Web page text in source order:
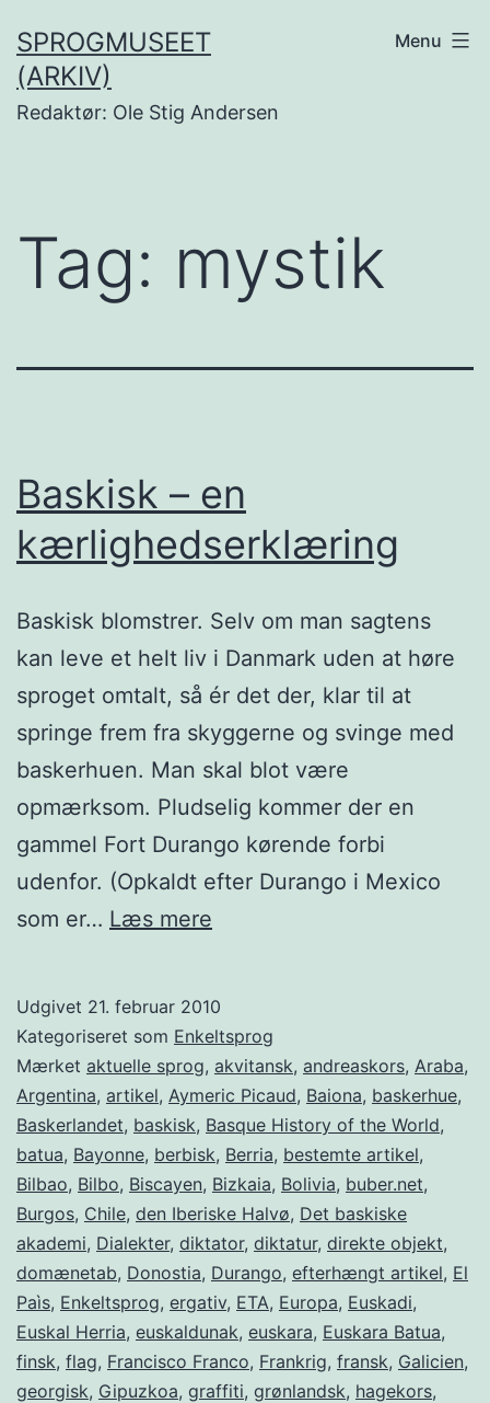
til
indhold
SPROGMUSEET
(ARKIV)
Redaktør: Ole Stig Andersen
Menu
Tag: mystik
Baskisk – en
kærlighedserklæring
Baskisk blomstrer. Selv om man sagtens
kan leve et helt liv i Danmark uden at høre
sproget omtalt, så ér det der, klar til at
springe frem fra skyggerne og svinge med
baskerhuen. Man skal blot være
opmærksom. Pludselig kommer der en
gammel Fort Durango kørende forbi
udenfor. (Opkaldt efter Durango i Mexico
som er… Læs mere
kærlighedserklæring
Udgivet 21. februar 2010
Kategoriseret som Enkeltsprog
Mærket aktuelle sprog, akvitansk, andreaskors, Araba,
Argentina, artikel, Aymeric Picaud, Baiona, baskerhue,
Baskerlandet, baskisk, Basque History of the World,
batua, Bayonne, berbisk, Berria, bestemte artikel,
Bilbao, Bilbo, Biscayen, Bizkaia, Bolivia, buber.net,
Burgos, Chile, den Iberiske Halvø, Det baskiske
akademi, Dialekter, diktator, diktatur, direkte objekt,
domænetab, Donostia, Durango, efterhængt artikel, El
Paìs, Enkeltsprog, ergativ, ETA, Europa, Euskadi,
Euskal Herria, euskaldunak, euskara, Euskara Batua,
finsk, flag, Francisco Franco, Frankrig, fransk, Galicien,
georgisk, Gipuzkoa, graffiti, grønlandsk, hagekors,